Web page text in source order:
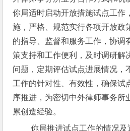
你局适时启动开放措施试点工作
施，严格、规范实行各项开放政
的指导、监督和服务工作，协调
策支持和工作便利，及时调研解
问题，定期评估试点进展情况，
工作的针对性、有效性，确保试
序推进，为密切中外律师事务所
累创造经验。
你局推进试点工作的情况及遇到的问题请及时报